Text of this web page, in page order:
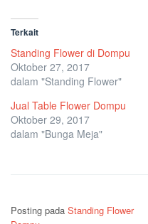
Terkait
Standing Flower di Dompu
Oktober 27, 2017
dalam "Standing Flower"
Jual Table Flower Dompu
Oktober 29, 2017
dalam "Bunga Meja"
Posting pada Standing Flower